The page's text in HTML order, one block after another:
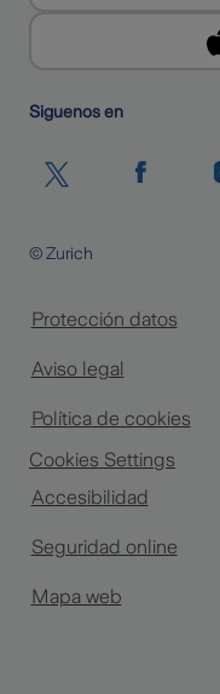
Siguenos en
Protección datos
Aviso legal
Política de cookies
Cookies Settings
Accesibilidad
Seguridad online
Mapa web
© Zurich